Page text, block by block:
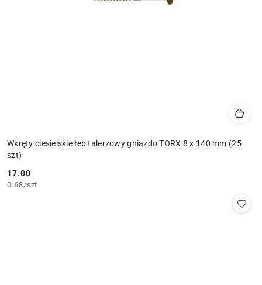
Wkręty ciesielskie łeb talerzowy gniazdo TORX 8 x 140 mm (25
szt)
Cena:
17.00
0.68/szt